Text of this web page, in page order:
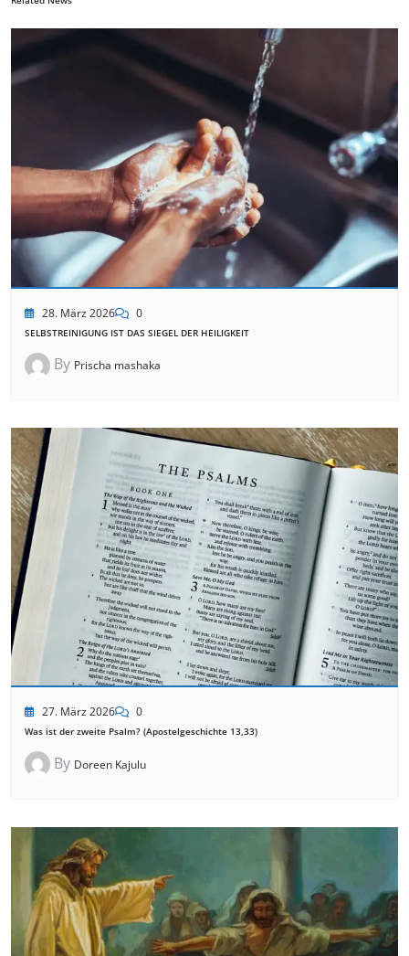
28. März 2026 0
SELBSTREINIGUNG IST DAS SIEGEL DER HEILIGKEIT
By Prischa mashaka
27. März 2026 0
Was ist der zweite Psalm? (Apostelgeschichte 13,33)
By Doreen Kajulu